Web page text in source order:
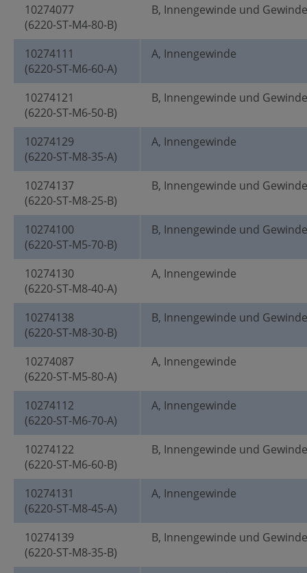
10274077
(6220-ST-M4-80-B)
B, Innengewinde und
10274111
(6220-ST-M6-60-A)
A, Innengewinde
10274121
(6220-ST-M6-50-B)
B, Innengewinde und
10274129
(6220-ST-M8-35-A)
A, Innengewinde
10274137
(6220-ST-M8-25-B)
B, Innengewinde und
10274100
(6220-ST-M5-70-B)
B, Innengewinde und
10274130
(6220-ST-M8-40-A)
A, Innengewinde
10274138
(6220-ST-M8-30-B)
B, Innengewinde und
10274087
(6220-ST-M5-80-A)
A, Innengewinde
10274112
(6220-ST-M6-70-A)
A, Innengewinde
10274122
(6220-ST-M6-60-B)
B, Innengewinde und
10274131
(6220-ST-M8-45-A)
A, Innengewinde
10274139
(6220-ST-M8-35-B)
B, Innengewinde und